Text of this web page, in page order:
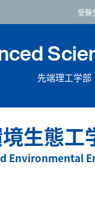
受験
先端理工学部
生態工
Environmental